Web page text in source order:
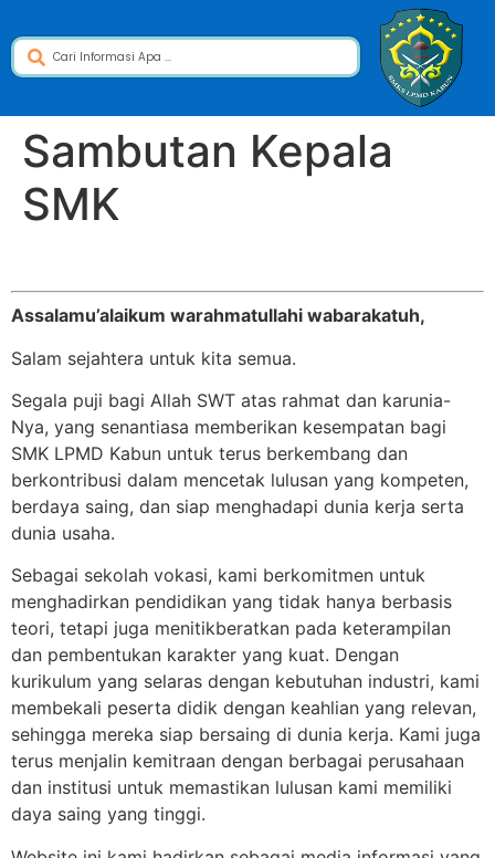
Sambutan Kepala
SMK
Assalamu’alaikum warahmatullahi wabarakatuh,
Salam sejahtera untuk kita semua.
Segala puji bagi Allah SWT atas rahmat dan karunia-
Nya, yang senantiasa memberikan kesempatan bagi
SMK LPMD Kabun untuk terus berkembang dan
berkontribusi dalam mencetak lulusan yang kompeten,
berdaya saing, dan siap menghadapi dunia kerja serta
dunia usaha.
Sebagai sekolah vokasi, kami berkomitmen untuk
menghadirkan pendidikan yang tidak hanya berbasis
teori, tetapi juga menitikberatkan pada keterampilan
dan pembentukan karakter yang kuat. Dengan
kurikulum yang selaras dengan kebutuhan industri, kami
membekali peserta didik dengan keahlian yang relevan,
sehingga mereka siap bersaing di dunia kerja. Kami juga
terus menjalin kemitraan dengan berbagai perusahaan
dan institusi untuk memastikan lulusan kami memiliki
daya saing yang tinggi.